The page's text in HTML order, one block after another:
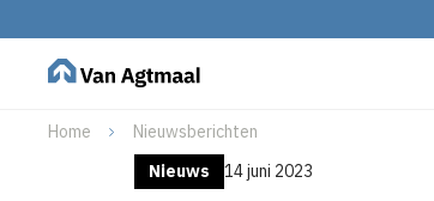
Home
Nieuwsberichten
Nieuws
14 juni 2023